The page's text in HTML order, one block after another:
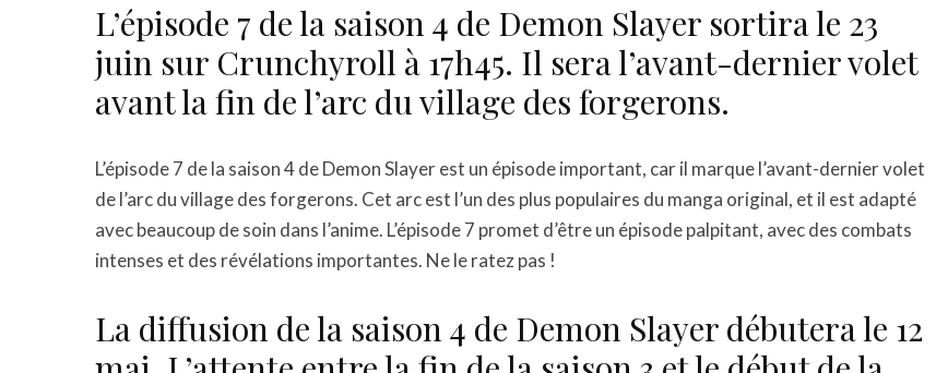
L’épisode 7 de la saison 4 de Demon Slayer sortira le 23
juin sur Crunchyroll à 17h45. Il sera l’avant-dernier volet
avant la fin de l’arc du village des forgerons.
L’épisode 7 de la saison 4 de Demon Slayer est un épisode important, car il marque l’avant-dernier volet
de l’arc du village des forgerons. Cet arc est l’un des plus populaires du manga original, et il est adapté
avec beaucoup de soin dans l’anime. L’épisode 7 promet d’être un épisode palpitant, avec des combats
intenses et des révélations importantes. Ne le ratez pas !
La diffusion de la saison 4 de Demon Slayer débutera le 12